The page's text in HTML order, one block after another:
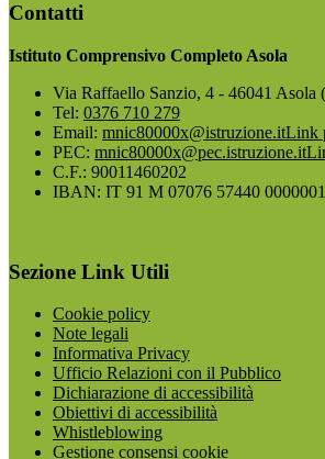
Contatti
Istituto Comprensivo Completo Asola
Via Raffaello Sanzio, 4 - 46041 Asola
Tel: 0376 710 279
Email: mnic80000x@istruzione.itLink
PEC: mnic80000x@pec.istruzione.it
C.F.: 90011460202
IBAN: IT 91 M 07076 57440
Sezione Link Utili
Cookie policy
Note legali
Informativa Privacy
Ufficio Relazioni con il Pubblico
Dichiarazione di accessibilità
Obiettivi di accessibilità
Whistleblowing
Gestione consensi cookie